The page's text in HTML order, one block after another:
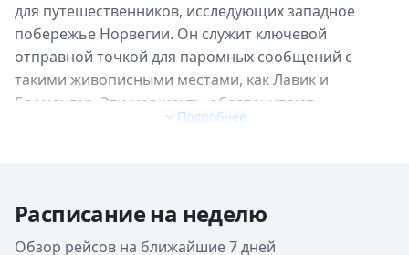
для путешественников, исследующих западное
побережье Норвегии. Он служит ключевой
отправной точкой для паромных сообщений с
такими живописными местами, как Лавик и
Бремангер. Эти маршруты обеспечивают
необходимую связь для местных жителей и
связывает ее с Лавиком, откуда можно продолжить
путешествие по внутренним маршрутам фьордов, а
Подробнее
Расписание на неделю
Обзор рейсов на ближайшие 7 дней